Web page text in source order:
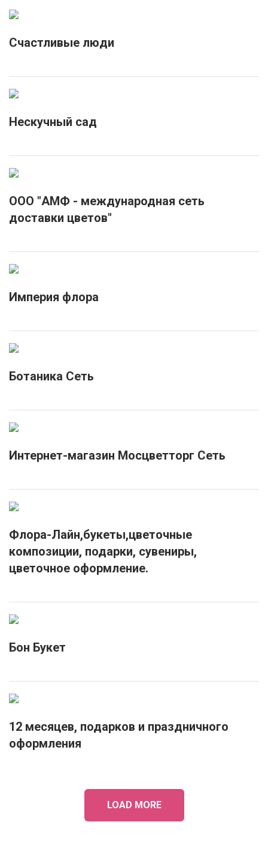
Счастливые люди
Нескучный сад
ООО "АМФ - международная сеть
доставки цветов"
Империя флора
Ботаника Сеть
Интернет-магазин Мосцветторг Сеть
Флора-Лайн,букеты,цветочные
композиции, подарки, сувениры,
цветочное оформление.
Бон Букет
12 месяцев, подарков и праздничного
оформления
LOAD MORE